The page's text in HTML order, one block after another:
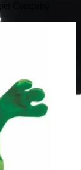
Company